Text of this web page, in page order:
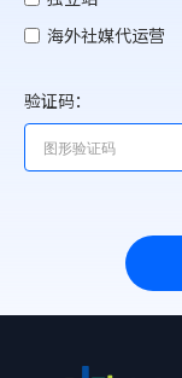
海外社媒代运营
验证码：